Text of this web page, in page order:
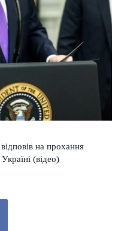
на прохання
(відео)